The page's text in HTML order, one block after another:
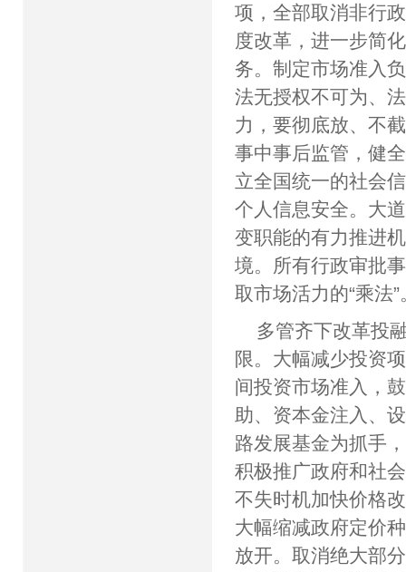
项，全部取消非行
度改革，进一步简
务。制定市场准入
法无授权不可为、
力，要彻底放、不
事中事后监管，健
立全国统一的社会
个人信息安全。大
变职能的有力推进
境。所有行政审批
取市场活力的“乘法”
多管齐下改革投
限。大幅减少投资
间投资市场准入，
助、资本金注入、
路发展基金为抓手
积极推广政府和社
不失时机加快价格
大幅缩减政府定价
放开。取消绝大部